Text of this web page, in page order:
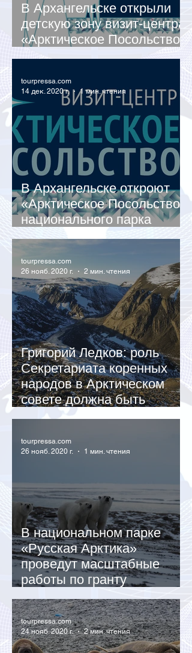
В Архангельске открыли
детскую зону визит-центра
«Арктическое Посольство»
«Русской Арктики»
В Архангельске откроют
«Арктическое Посольство»
национального парка
«Русская Арктика»
tourpressa.com
14 дек. 2020 г.
1 мин. чтения
Григорий Ледков: роль
Секретариата коренных
народов в Арктическом
совете должна быть
усилена
tourpressa.com
26 нояб. 2020 г.
2 мин. чтения
В национальном парке
«Русская Арктика»
проведут масштабные
работы по гранту
Ростуризма
tourpressa.com
26 нояб. 2020 г.
1 мин. чтения
tourpressa.com
24 нояб. 2020 г.
2 мин. чтения